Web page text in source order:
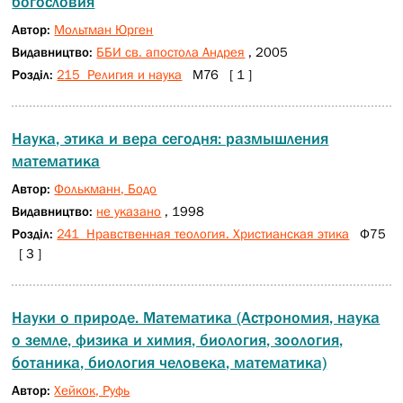
Автор: Мольтман Юрген
Видавництво: ББИ св. апостола Андрея , 2005
Розділ: 215 Религия и наука М76 [ 1 ]
Наука, этика и вера сегодня: размышления
математика
Автор:Фолькманн, Бодо
Видавництво: не указано , 1998
Розділ: 241 Нравственная теология. Христианская этика Ф75
[ 3 ]
Науки о природе. Математика (Астрономия, наука
о земле, физика и химия, биология, зоология,
ботаника, биология человека, математика)
Автор:Хейкок, Руфь